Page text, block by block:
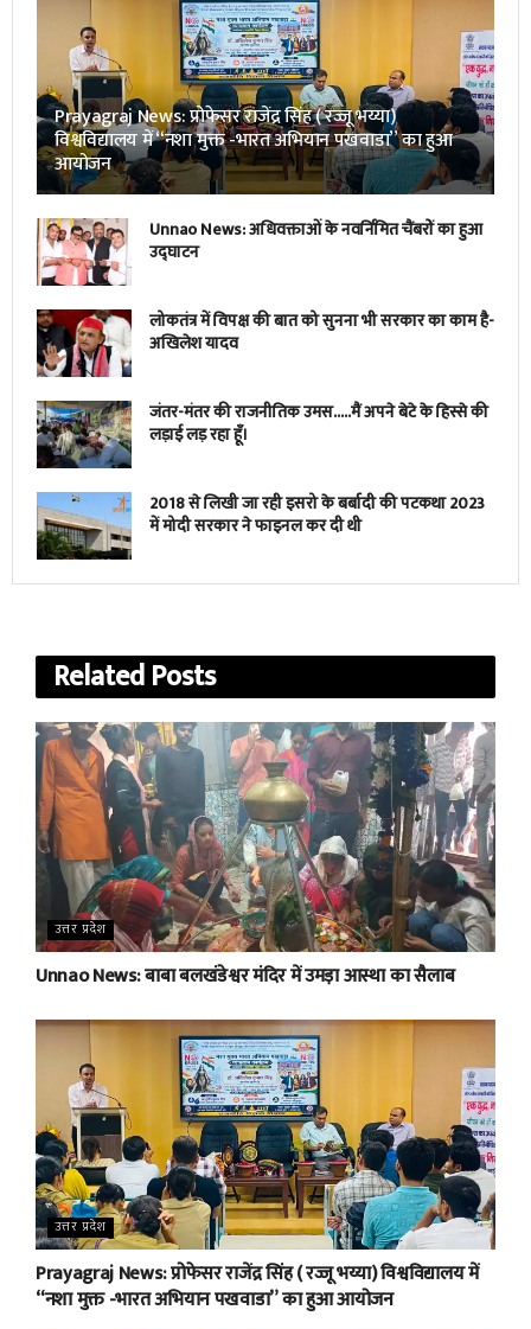
Prayagraj News: प्रोफेसर राजेंद्र सिंह ( रज्जू भय्या)
विश्वविद्यालय में “नशा मुक्त -भारत अभियान पखवाडा” का हुआ
आयोजन
Unnao News: अधिवक्ताओं के नवर्निमित चैंबरों का हुआ
उद्घाटन
लोकतंत्र में विपक्ष की बात को सुनना भी सरकार का काम है-
अखिलेश यादव
जंतर-मंतर की राजनीतिक उमस…..मैं अपने बेटे के हिस्से की
लड़ाई लड़ रहा हूँ।
2018 से लिखी जा रही इसरो के बर्बादी की पटकथा 2023
में मोदी सरकार ने फाइनल कर दी थी
RelatedPosts
उत्तर प्रदेश
Unnao News: बाबा बलखंडेश्वर मंदिर में उमड़ा आस्था का सैलाब
उत्तर प्रदेश
Prayagraj News: प्रोफेसर राजेंद्र सिंह ( रज्जू भय्या) विश्वविद्यालय में
“नशा मुक्त -भारत अभियान पखवाडा” का हुआ आयोजन